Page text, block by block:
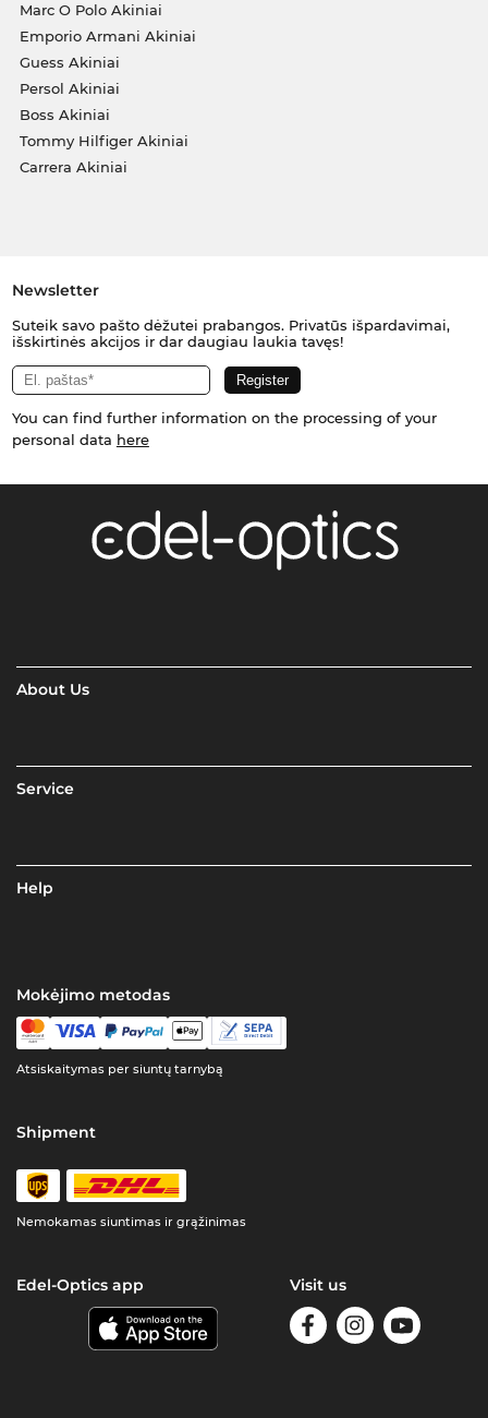
Marc O Polo Akiniai
Emporio Armani Akiniai
Guess Akiniai
Persol Akiniai
Boss Akiniai
Tommy Hilfiger Akiniai
Carrera Akiniai
Newsletter
Suteik savo pašto dėžutei prabangos. Privatūs išpardavimai,
išskirtinės akcijos ir dar daugiau laukia tavęs!
You can find further information on the processing of your
personal data here
About Us
Service
Help
Mokėjimo metodas
Atsiskaitymas per siuntų tarnybą
Shipment
Nemokamas siuntimas ir grąžinimas
Edel-Optics app Visit us